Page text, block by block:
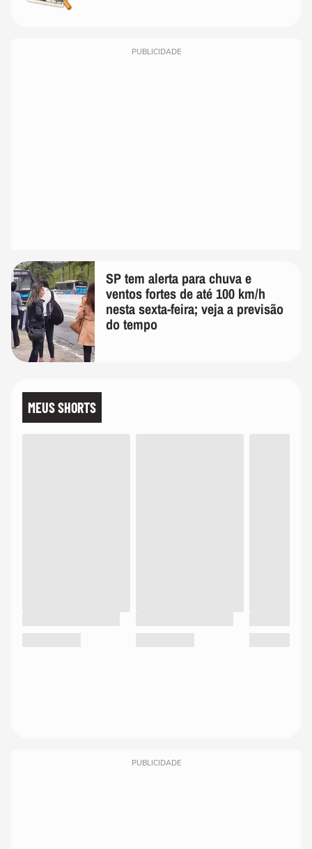
PUBLICIDADE
SP tem alerta para chuva e
ventos fortes de até 100 km/h
nesta sexta-feira; veja a previsão
do tempo
MEUS SHORTS
PUBLICIDADE